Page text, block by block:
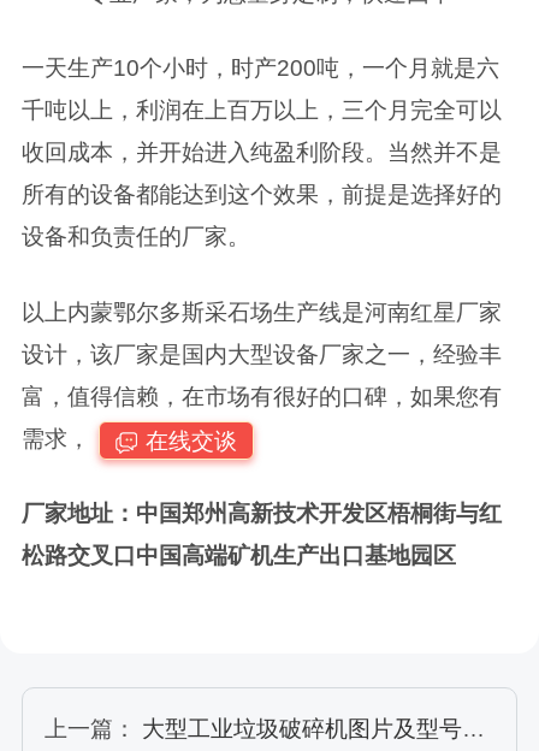
一天生产10个小时，时产200吨，一个月就是六
千吨以上，利润在上百万以上，三个月完全可以
收回成本，并开始进入纯盈利阶段。当然并不是
所有的设备都能达到这个效果，前提是选择好的
设备和负责任的厂家。
以上内蒙鄂尔多斯采石场生产线是河南红星厂家
设计，该厂家是国内大型设备厂家之一，经验丰
富，值得信赖，在市场有很好的口碑，如果您有
需求，
在线交谈
厂家地址：中国郑州高新技术开发区梧桐街与红
松路交叉口中国高端矿机生产出口基地园区
上一篇： 大型工业垃圾破碎机图片及型号大全